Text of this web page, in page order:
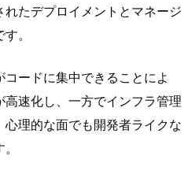
たデプロイメントとマネージ
。
ードに集中できることによ
速化し、一方でインフラ管理
理的な面でも開発者ライクな